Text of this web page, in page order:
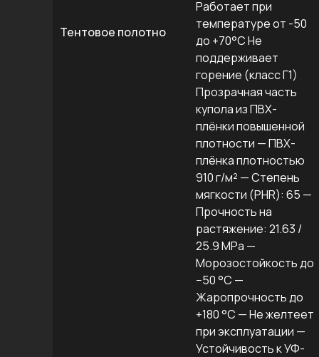
Тентовое полотно
Работает при
температуре от -50
до +70°C Не
поддерживает
горение (класс Г1)
Прозрачная часть
купола из ПВХ-
плёнки повышенной
плотности — ПВХ-
плёнка плотностью
910 г/м² — Степень
мягкости (PHR): 65 —
Прочность на
растяжение: 21.63 /
25.9 MPa —
Морозостойкость до
−50 °C —
Жаропрочность до
+180 °C — Не желтеет
при эксплуатации —
Устойчивость к УФ-